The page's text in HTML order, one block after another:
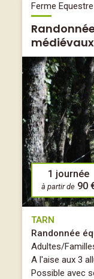
Ferme
médiévaux
1 journée
à partir de 90
TARN
Randonnée
Adultes/
A l'aise aux 3
Possible avec